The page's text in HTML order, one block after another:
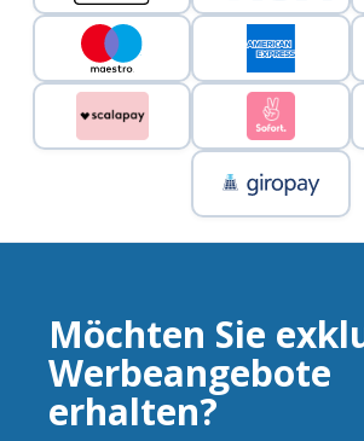
Möchten Sie
Werbeangebote
erhalten?